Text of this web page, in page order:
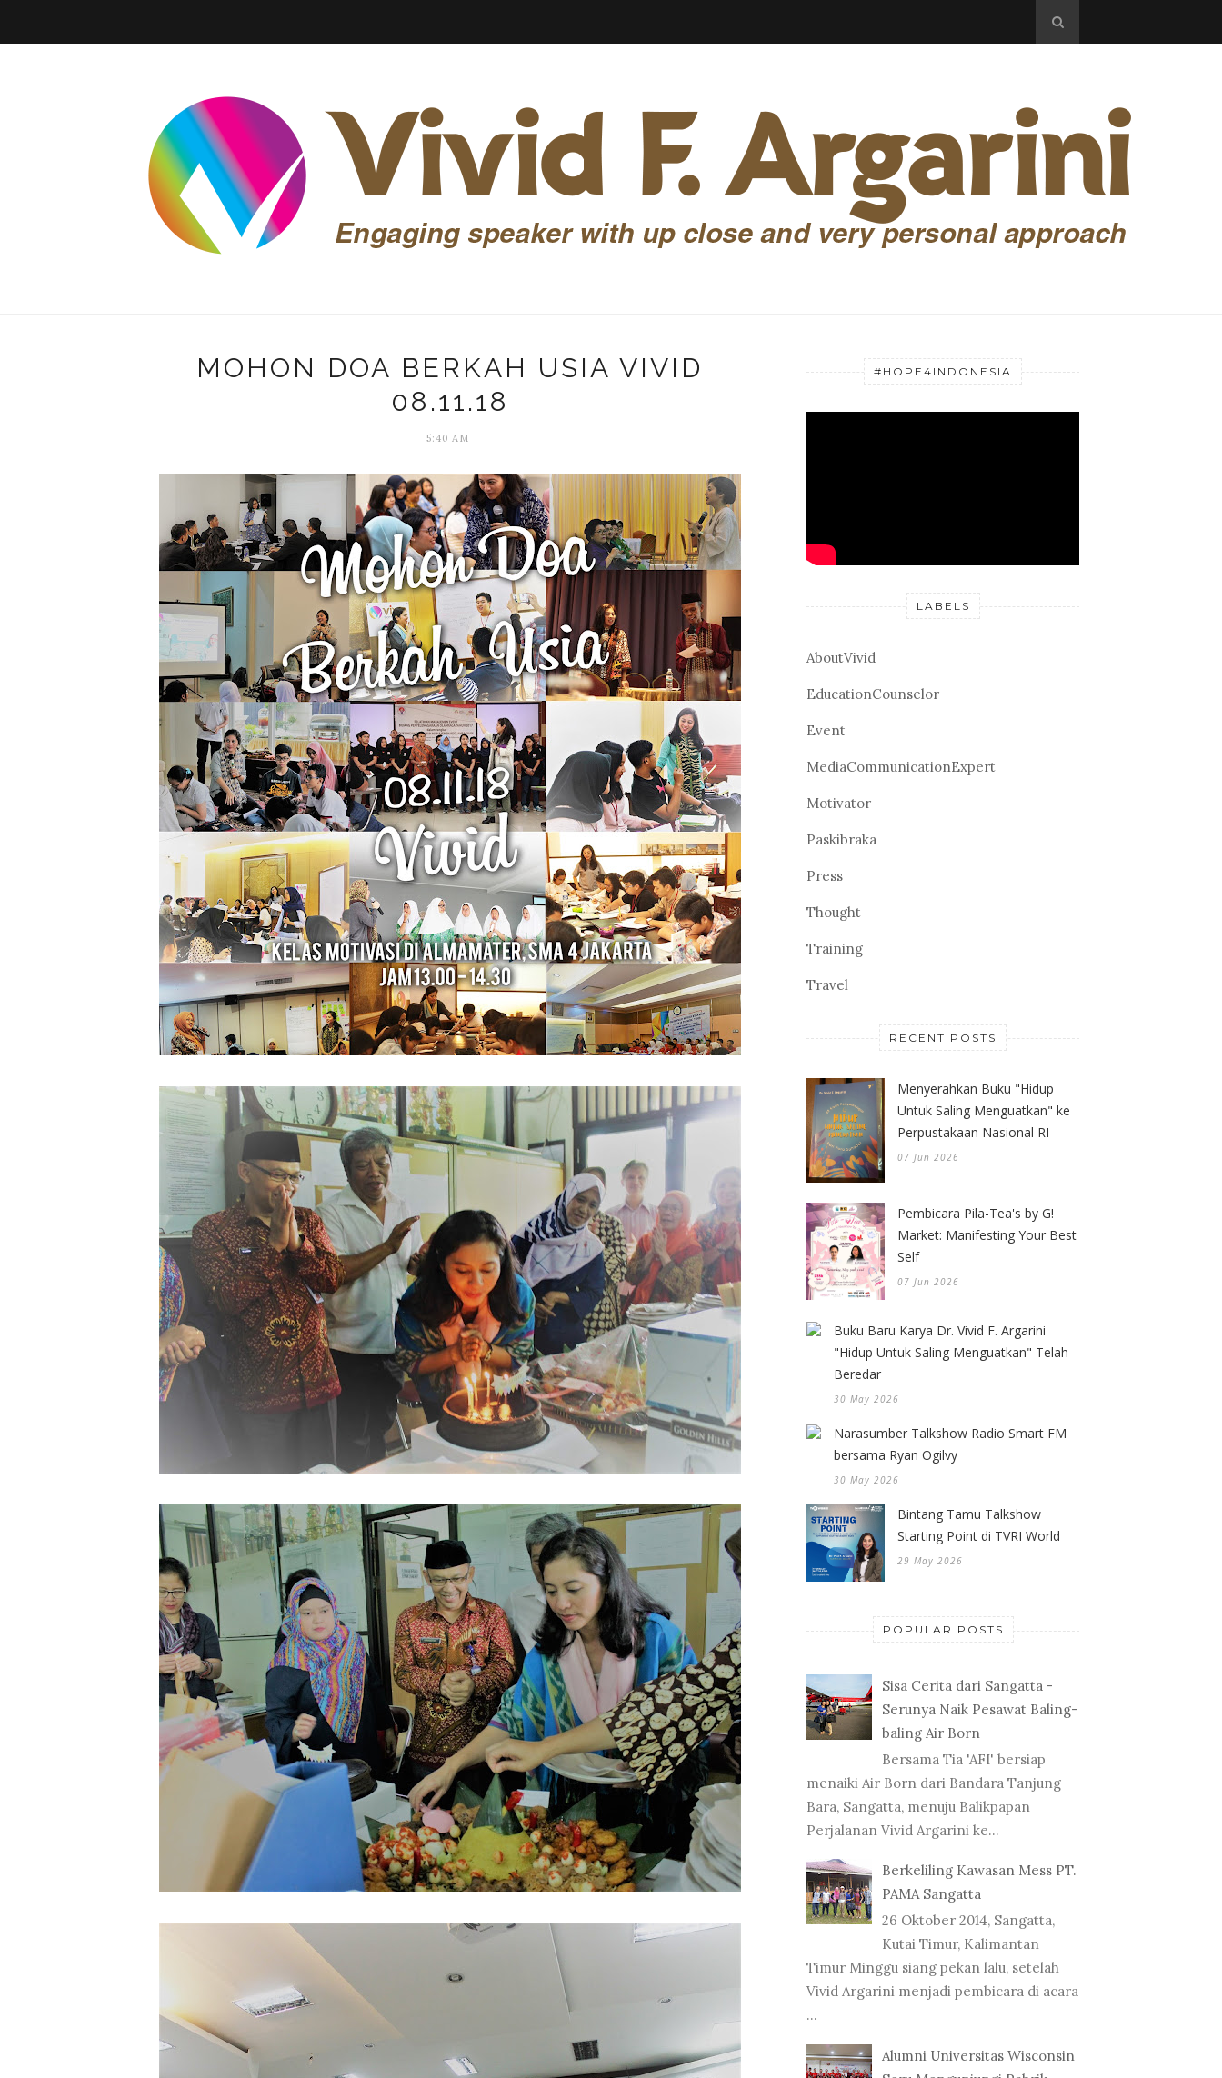
MOHON DOA BERKAH USIA VIVID
08.11.18
5:40 AM
#HOPE4INDONESIA
LABELS
AboutVivid
EducationCounselor
Event
MediaCommunicationExpert
Motivator
Paskibraka
Press
Thought
Training
Travel
RECENT POSTS
Menyerahkan Buku "Hidup
Untuk Saling Menguatkan" ke
Perpustakaan Nasional RI
07 Jun 2026
Pembicara Pila-Tea's by G!
Market: Manifesting Your Best
Self
07 Jun 2026
Buku Baru Karya Dr. Vivid F. Argarini
"Hidup Untuk Saling Menguatkan" Telah
Beredar
30 May 2026
Narasumber Talkshow Radio Smart FM
bersama Ryan Ogilvy
30 May 2026
Bintang Tamu Talkshow
Starting Point di TVRI World
29 May 2026
POPULAR POSTS
Sisa Cerita dari Sangatta -
Serunya Naik Pesawat Baling-
baling Air Born
Bersama Tia 'AFI' bersiap
menaiki Air Born dari Bandara Tanjung
Bara, Sangatta, menuju Balikpapan
Perjalanan Vivid Argarini ke...
Berkeliling Kawasan Mess PT.
PAMA Sangatta
26 Oktober 2014, Sangatta,
Kutai Timur, Kalimantan
Timur Minggu siang pekan lalu, setelah
Vivid Argarini menjadi pembicara di acara
...
Alumni Universitas Wisconsin